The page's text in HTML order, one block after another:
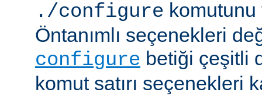
./configure
Öntanımlı seçenekleri
configure betiği çeşitli
komut satırı seçenekleri